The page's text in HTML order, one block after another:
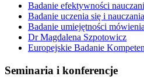
Badanie efektywności
Badanie uczenia się i
Badanie umiejętności
Dr Magdalena Szpotowicz
Europejskie Badanie
Seminaria i konferencje